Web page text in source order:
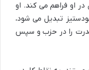
در او فراهم می کند. او
تبدیل می شود،
قدرت را در حزب و سپس